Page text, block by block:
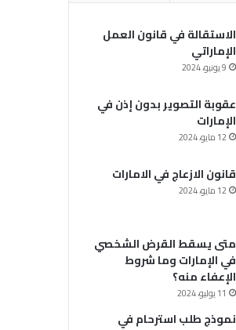
الاستقالة في قانون العمل
الإماراتي
9 يونيو، 2024
عقوبة التصوير بدون إذن في
الإمارات
12 مايو، 2024
قانون الازعاج في الامارات
12 مايو، 2024
متى يسقط القرض الشخصي
في الإمارات وما شروط
الإعفاء منه؟
11 يوليو، 2024
نموذج طلب استرحام في